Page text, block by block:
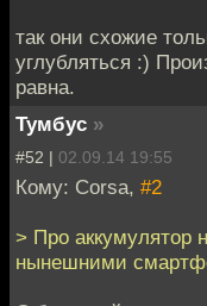
так они схожие
углубляться :)
равна.
Тумбус »
#52 | 02.09.14 19:55
Кому: Corsa, #2
> Про аккумулятор
нынешними